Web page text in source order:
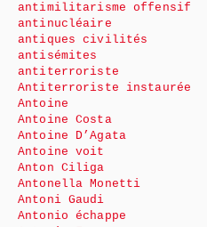
antimilitarisme offensif
antinucléaire
antiques civilités
antisémites
antiterroriste
Antiterroriste instaurée
Antoine
Antoine Costa
Antoine D’Agata
Antoine voit
Anton Ciliga
Antonella Monetti
Antoni Gaudi
Antonio échappe